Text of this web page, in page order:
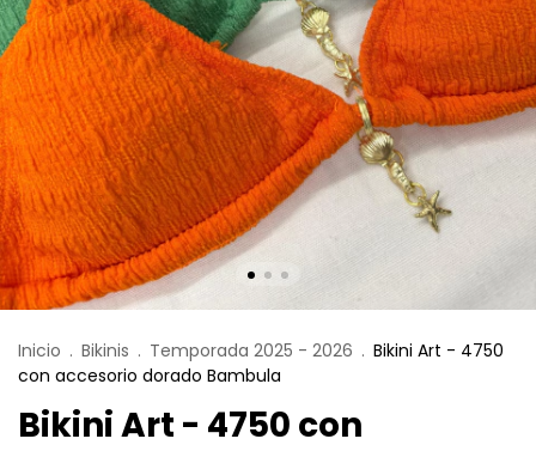
Inicio . Bikinis . Temporada 2025 - 2026 . Bikini Art - 4750
con accesorio dorado Bambula
Bikini Art - 4750 con